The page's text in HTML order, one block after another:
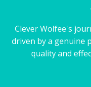
Clever Wolfee's
driven by a genuine
quality and